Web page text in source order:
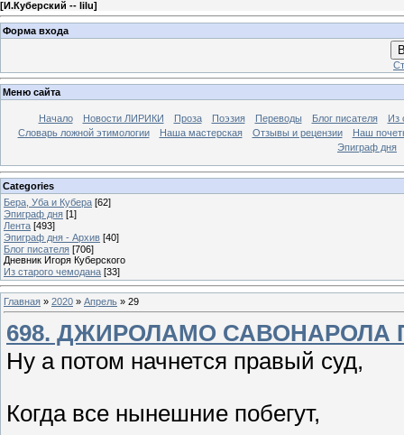
[И.Куберский -- lilu]
Форма входа
Меню сайта
Начало Новости ЛИРИКИ Проза Поэзия Переводы Блог писателя
Из
Словарь ложной этимологии
Наша мастерская Отзывы и рецензии
Наш
Эпиграф дня
Categories
Бера, Уба и Кубера [62]
Эпиграф дня [1]
Лента [493]
Эпиграф дня - Архив [40]
Блог писателя [706]
Дневник Игоря Куберского
Из старого чемодана [33]
Главная » 2020 » Апрель » 29
698. ДЖИРОЛАМО САВОНАРОЛА
Ну а потом начнется правый суд,
Когда все нынешние побегут,